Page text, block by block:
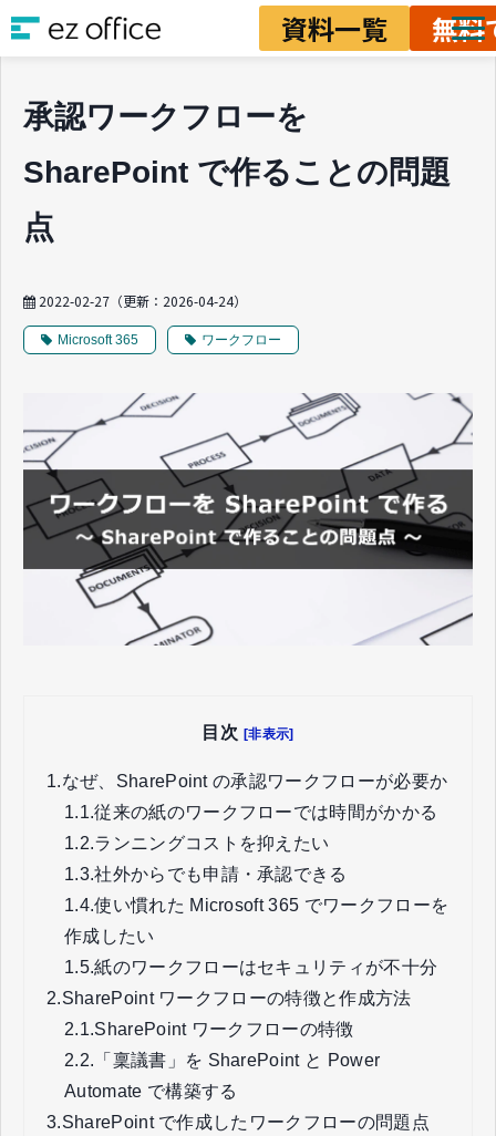
資料一覧 無料
資料ダウンロード
料金
承認ワークフローを
SharePoint で作ることの問題
点
2022-02-27 （更新： 2026-04-24）
Microsoft 365 ワークフロー
目次 [非表示]
1.なぜ、SharePoint の承認ワークフローが必要か
1.1.従来の紙のワークフローでは時間がかかる
1.2.ランニングコストを抑えたい
1.3.社外からでも申請・承認できる
1.4.使い慣れた Microsoft 365 でワークフローを
作成したい
1.5.紙のワークフローはセキュリティが不十分
2.SharePoint ワークフローの特徴と作成方法
2.1.SharePoint ワークフローの特徴
2.2. 「稟議書」を SharePoint と Power
Automate で構築する
3.SharePoint で作成したワークフローの問題点